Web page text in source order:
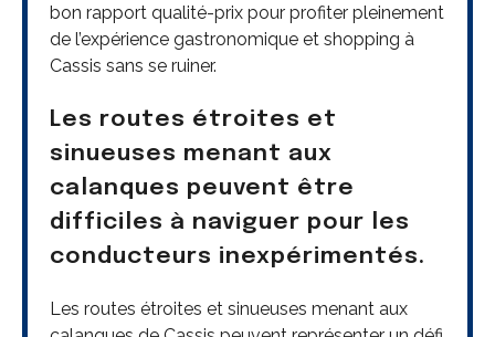
bon rapport qualité-prix pour profiter pleinement
de l’expérience gastronomique et shopping à
Cassis sans se ruiner.
Les routes étroites et
sinueuses menant aux
calanques peuvent être
difficiles à naviguer pour les
conducteurs inexpérimentés.
Les routes étroites et sinueuses menant aux